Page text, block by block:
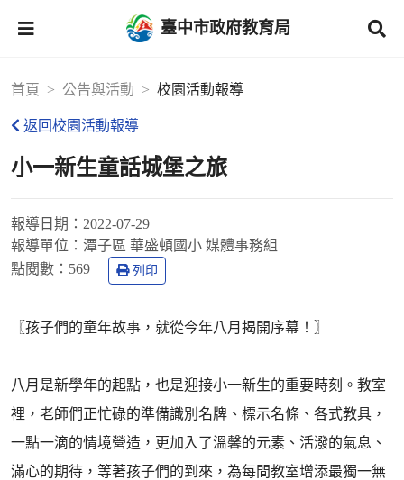
臺中市政府教育局
首頁 公告與活動 校園活動報導
返回校園活動報導
小一新生童話城堡之旅
報導日期： 2022-07-29
報導單位： 潭子區 華盛頓國小 媒體事務組
點閱數： 569 列印
〖孩子們的童年故事，就從今年八月揭開序幕！〗
八月是新學年的起點，也是迎接小一新生的重要時刻。教室
裡，老師們正忙碌的準備識別名牌、標示名條、各式教具，
一點一滴的情境營造，更加入了溫馨的元素、活潑的氣息、
滿心的期待，等著孩子們的到來，為每間教室增添最獨一無